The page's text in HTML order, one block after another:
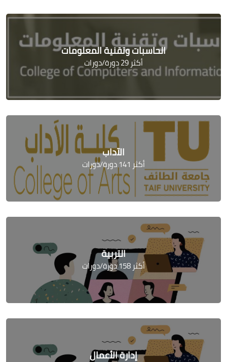
الحاسبات وتقنية المعلومات
أكثر 29 دورة/دورات
الآداب
أكثر 141 دورة/دورات
التربية
أكثر 158 دورة/دورات
إدارة الأعمال